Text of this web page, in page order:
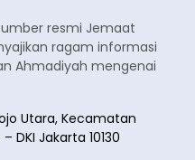
resmi Jemaat
ragam informasi
Ahmadiyah mengenai
Utara, Kecamatan
DKI Jakarta 10130